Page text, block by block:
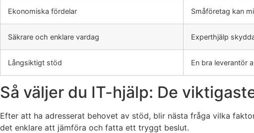
Ekonomiska fördelar Småföretag kan
Säkrare och enklare vardag Experthjälp
Långsiktigt stöd En bra leverantör
Så väljer du IT-hjälp: De
Efter att ha adresserat behovet av stöd, blir nästa fråga vilka
det enklare att jämföra och fatta ett tryggt beslut.